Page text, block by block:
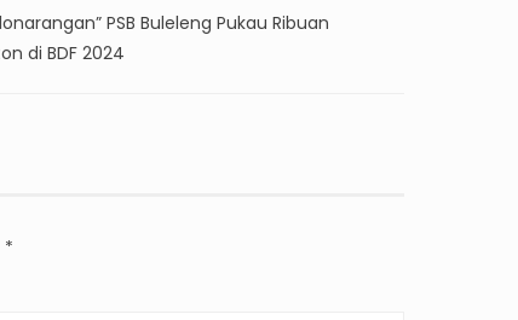
PSB Buleleng Pukau Ribuan
di BDF 2024
*